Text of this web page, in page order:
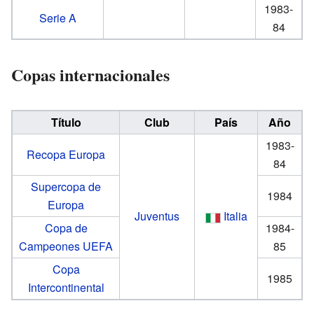
Serie A
1983-
84
Copas internacionales
Título Club País
Año
Recopa Europa
Juventus Italia
1983-
84
Supercopa de
Europa
1984
Copa de
Campeones UEFA
1984-
85
Copa
Intercontinental
1985